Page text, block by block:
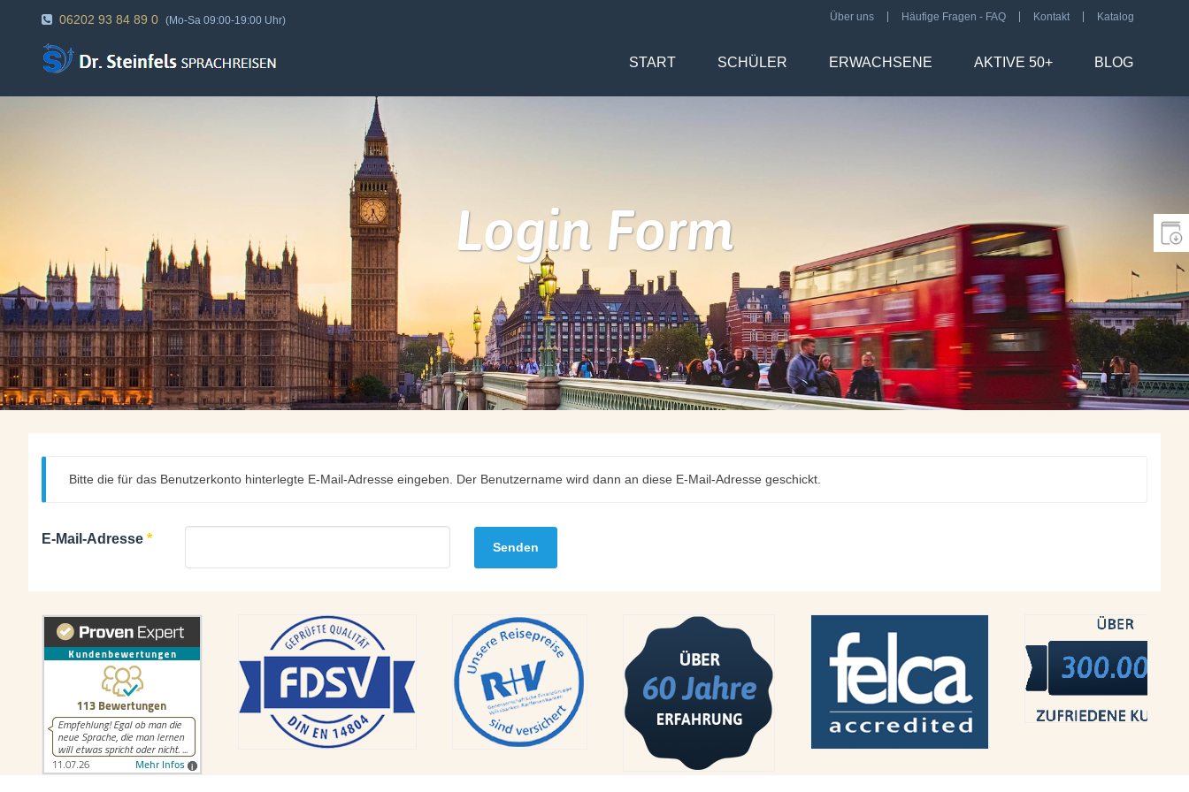
06202 93 84 89 0 (Mo-Sa 09:00-19:00 Uhr) Über uns Häufige Fragen - FAQ Kontakt Katalog
START SCHÜLER ERWACHSENE AKTIVE 50+ BLOG
Login Form
Bitte die für das Benutzerkonto hinterlegte E-Mail-Adresse eingeben. Der Benutzername wird dann an diese E-Mail-Adresse geschickt.
E-Mail-Adresse *
Senden